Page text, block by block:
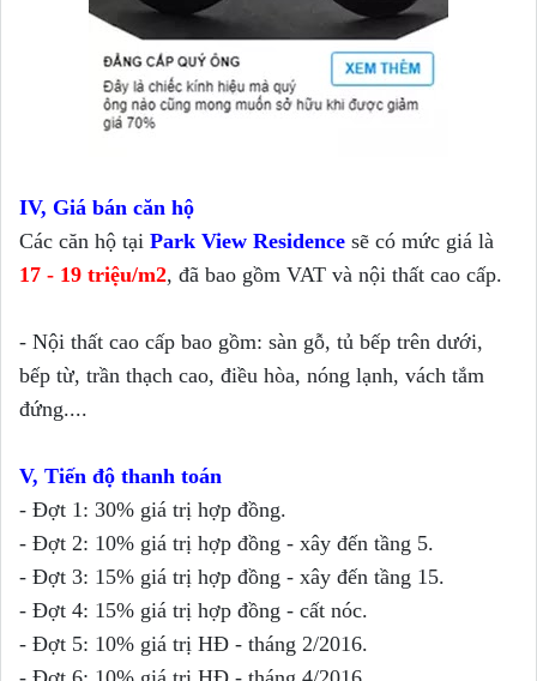
IV, Giá bán căn hộ
Các căn hộ tại Park View Residence sẽ có mức giá là
17 - 19 triệu/m2, đã bao gồm VAT và nội thất cao cấp.
- Nội thất cao cấp bao gồm: sàn gỗ, tủ bếp trên dưới,
bếp từ, trần thạch cao, điều hòa, nóng lạnh, vách tắm
đứng....
V, Tiến độ thanh toán
- Đợt 1: 30% giá trị hợp đồng.
- Đợt 2: 10% giá trị hợp đồng - xây đến tầng 5.
- Đợt 3: 15% giá trị hợp đồng - xây đến tầng 15.
- Đợt 4: 15% giá trị hợp đồng - cất nóc.
- Đợt 5: 10% giá trị HĐ - tháng 2/2016.